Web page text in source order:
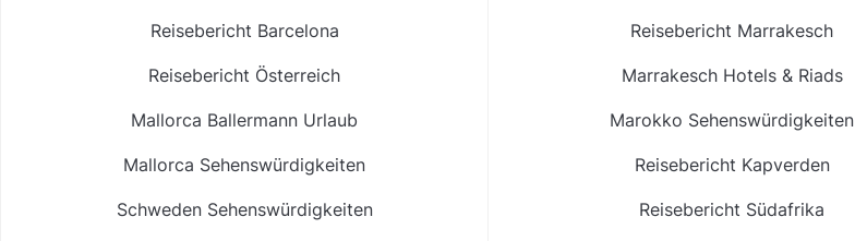
Reisebericht Barcelona
Reisebericht Österreich
Mallorca Ballermann Urlaub
Mallorca Sehenswürdigkeiten
Schweden Sehenswürdigkeiten
Reisebericht Marrakesch
Marrakesch Hotels & Riads
Marokko Sehenswürdigkeiten
Reisebericht Kapverden
Reisebericht Südafrika